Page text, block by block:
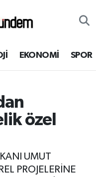
EKONOMİ SPOR
özel
UMUT
PROJELERİNE
Fikstür